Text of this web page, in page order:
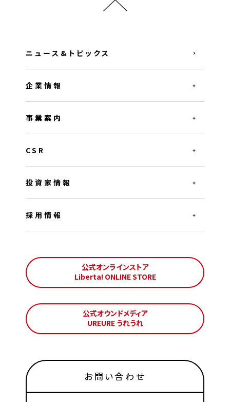
ニュース&トピックス
企業情報
事業案内
CSR
投資家情報
採用情報
公式オンラインストア
Liberta! ONLINE STORE
公式オウンドメディア
UREURE うれうれ
お問い合わせ